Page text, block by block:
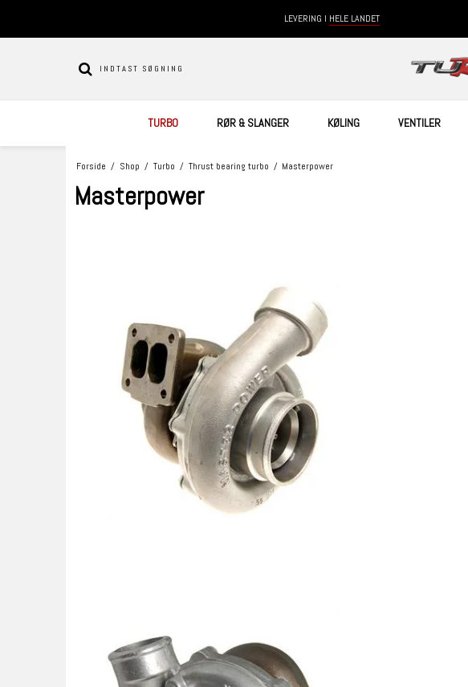
LEVERING I HELE LANDET
TURBO RØR & SLANGER KØLING VENTILER
Forside / Shop / Turbo / Thrust bearing turbo / Masterpower
Masterpower